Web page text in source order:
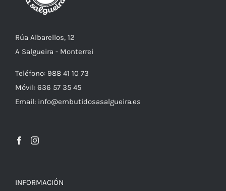
Rúa Albarellos, 12
A Salgueira - Monterrei
Teléfono: 988 41 10 73
Móvil: 636 57 35 45
Email: info@embutidosasalgueira.es
INFORMACIÓN